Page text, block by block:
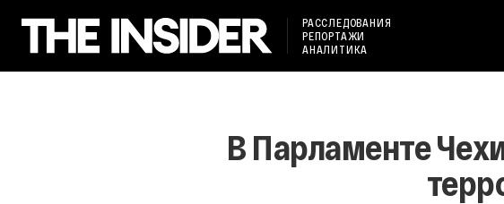
РАССЛЕДОВАНИЯ
РЕПОРТАЖИ
АНАЛИТИКА
В Парламенте